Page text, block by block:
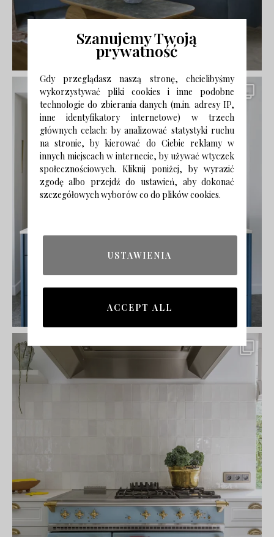
Szanujemy Twoją
prywatność
Gdy przeglądasz naszą stronę, chcielibyśmy
wykorzystywać pliki cookies i inne podobne
technologie do zbierania danych (m.in. adresy IP,
inne identyfikatory internetowe) w trzech
głównych celach: by analizować statystyki ruchu
na stronie, by kierować do Ciebie reklamy w
innych miejscach w internecie, by używać wtyczek
społecznościowych. Kliknij poniżej, by wyrazić
zgodę albo przejdź do ustawień, aby dokonać
szczegółowych wyborów co do plików cookies.
USTAWIENIA
ACCEPT ALL